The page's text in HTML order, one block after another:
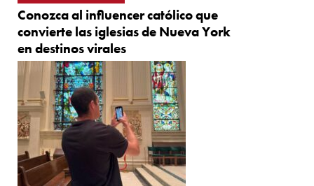
Conozca al influencer católico que
convierte las iglesias de Nueva York
en destinos virales